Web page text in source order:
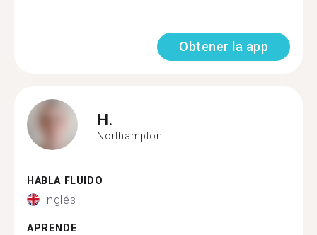
Obtener la app
H.
Northampton
HABLA FLUIDO
Inglés
APRENDE